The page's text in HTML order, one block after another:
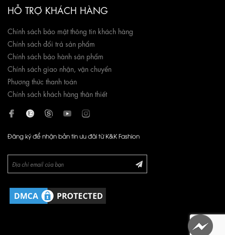
HỖ TRỢ KHÁCH HÀNG
Chính sách bảo mật thông tin khách hàng
Chính sách đổi trả sản phẩm
Chính sách bảo hành sản phẩm
Chính sách giao nhận, vận chuyển
Phương thức thanh toán
Chính sách khách hàng thân thiết
Đăng ký để nhận bản tin ưu đãi từ K&K Fashion